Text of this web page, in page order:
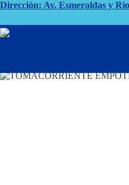
Saltar
contenido
Dirección: Av. Esmeraldas y